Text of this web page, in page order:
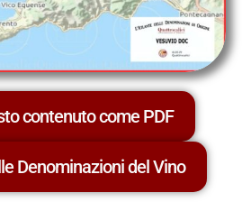
contenuto come PDF
Denominazioni del Vino